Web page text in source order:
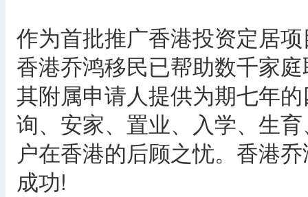
作为首批推广香港投资定居
香港乔鸿移民已帮助数千家
其附属申请人提供为期七年
询、安家、置业、入学、生
户在香港的后顾之忧。香港
成功!